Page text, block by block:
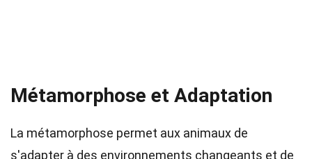
Métamorphose et Adaptation
La métamorphose permet aux animaux de
s'adapter à des environnements changeants et de